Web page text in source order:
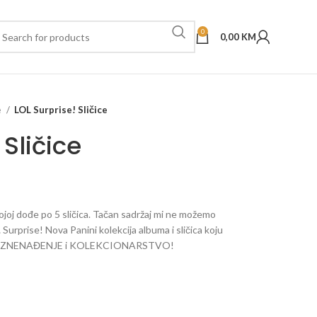
0 0,00 KM
LOL Surprise! Sličice
dođe po 5 sličica. Tačan sadržaj mi ne možemo
Nova Panini kolekcija albuma i sličica koju
i KOLEKCIONARSTVO!